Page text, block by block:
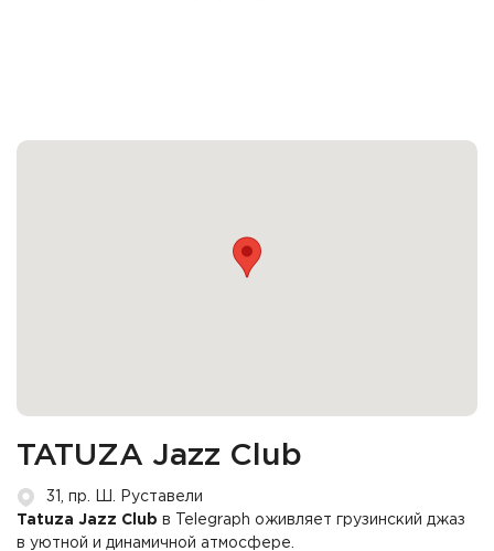
TATUZA Jazz Club
31, пр. Ш. Руставели
Tatuza Jazz Club в Telegraph оживляет грузинский джаз
в уютной и динамичной атмосфере.